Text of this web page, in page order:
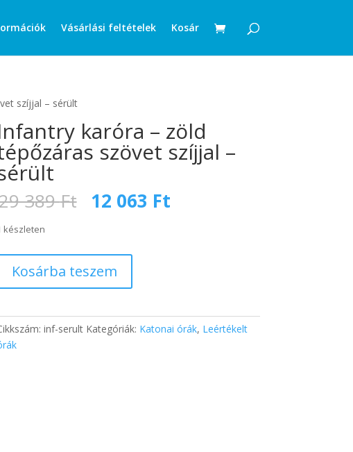
Vásárlási feltételek Kosár
szíjjal – sérült
karóra – zöld
szövet szíjjal –
389Ft Original
price
29
389 Ft.
12 063 Ft
készleten
karóraKosárba teszem
inf-serult Kategóriák: Katonai órák, Leértékelt